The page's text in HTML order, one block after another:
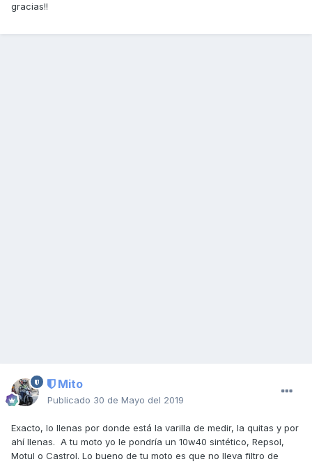
gracias!!
Mito
Publicado 30 de Mayo del 2019
Exacto, lo llenas por donde está la varilla de medir, la quitas y por
ahí llenas. A tu moto yo le pondría un 10w40 sintético, Repsol,
Motul o Castrol. Lo bueno de tu moto es que no lleva filtro de